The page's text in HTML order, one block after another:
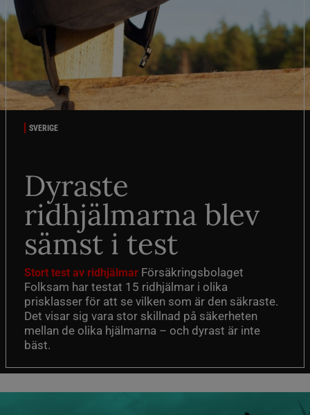
SVERIGE
Dyraste
ridhjälmarna blev
sämst i test
Stort test av ridhjälmar Försäkringsbolaget
Folksam har testat 15 ridhjälmar i olika
prisklasser för att se vilken som är den säkraste.
Det visar sig vara stor skillnad på säkerheten
mellan de olika hjälmarna – och dyrast är inte
bäst.